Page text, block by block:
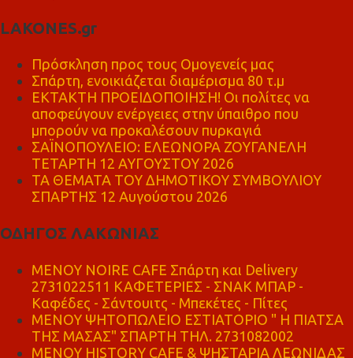
LAKONES.gr
Πρόσκληση προς τους Ομογενείς μας
Σπάρτη, ενοικιάζεται διαμέρισμα 80 τ.μ
ΕΚΤΑΚΤΗ ΠΡΟΕΙΔΟΠΟΙΗΣΗ! Οι πολίτες να
αποφεύγουν ενέργειες στην ύπαιθρο που
μπορούν να προκαλέσουν πυρκαγιά
ΣΑΪΝΟΠΟΥΛΕΙΟ: ΕΛΕΩΝΟΡΑ ΖΟΥΓΑΝΕΛΗ
ΤΕΤΑΡΤΗ 12 ΑΥΓΟΥΣΤΟΥ 2026
ΤΑ ΘΕΜΑΤΑ ΤΟΥ ΔΗΜΟΤΙΚΟΥ ΣΥΜΒΟΥΛΙΟΥ
ΣΠΑΡΤΗΣ 12 Αυγούστου 2026
ΟΔΗΓΟΣ ΛΑΚΩΝΙΑΣ
MENOY NOIRE CAFE Σπάρτη και Delivery
2731022511 ΚΑΦΕΤΕΡΙΕΣ - ΣΝΑΚ ΜΠΑΡ -
Καφέδες - Σάντουιτς - Μπεκέτες - Πίτες
ΜΕΝΟΥ ΨΗΤΟΠΩΛΕΙΟ ΕΣΤΙΑΤΟΡΙΟ " Η ΠΙΑΤΣΑ
ΤΗΣ ΜΑΣΑΣ" ΣΠΑΡΤΗ ΤΗΛ. 2731082002
ΜΕΝΟΥ HISTORY CAFE & ΨΗΣΤΑΡΙΑ ΛΕΩΝΙΔΑΣ